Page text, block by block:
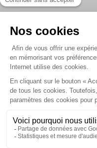
Nous contacter
À propos
Paiement sécurisé
Livraison | Retour client
Nos tutos
Connexion / Inscription